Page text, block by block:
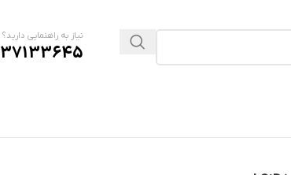
نیاز به راهنمایی دارید؟
37133645 - 051